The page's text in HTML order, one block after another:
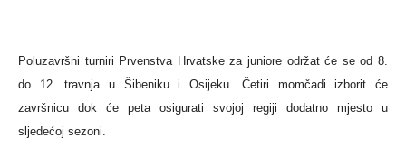
Poluzavršni turniri Prvenstva Hrvatske za juniore održat će se od 8.
do 12. travnja u Šibeniku i Osijeku. Četiri momčadi izborit će
završnicu dok će peta osigurati svojoj regiji dodatno mjesto u
sljedećoj sezoni.